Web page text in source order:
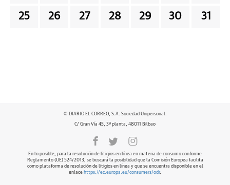
25 26 27 28 29 30 31
© DIARIO EL CORREO, S.A. Sociedad Unipersonal.
C/ Gran Vía 45, 3ª planta, 48011 Bilbao
En lo posible, para la resolución de litigios en línea en materia de consumo conforme
Reglamento (UE) 524/2013, se buscará la posibilidad que la Comisión Europea facilita
como plataforma de resolución de litigios en línea y que se encuentra disponible en el
enlace https://ec.europa.eu/consumers/odr.